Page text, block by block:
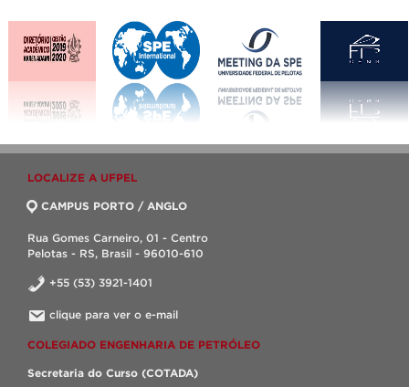
LOCALIZE A UFPEL
CAMPUS PORTO / ANGLO
Rua Gomes Carneiro, 01 - Centro
Pelotas - RS, Brasil - 96010-610
+55 (53) 3921-1401
clique para ver o e-mail
COLEGIADO ENGENHARIA DE PETRÓLEO
Secretaria do Curso (COTADA)